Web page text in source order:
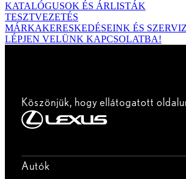
KATALÓGUSOK ÉS ÁRLISTÁK
TESZTVEZETÉS
MÁRKAKERESKEDÉSEINK ÉS
LÉPJEN VELÜNK KAPCSOLATBA!
Köszönjük, hogy ellátogatott
Autók